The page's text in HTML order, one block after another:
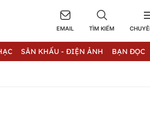
EMAIL TÌM KIẾM
SÂN KHẤU - ĐIỆN ẢNH BẠN ĐỌC